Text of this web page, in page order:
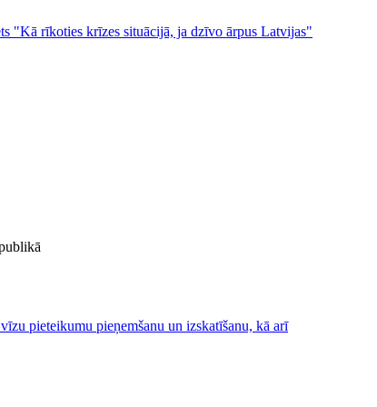
"Kā rīkoties krīzes situācijā, ja dzīvo ārpus Latvijas"
pieteikumu pieņemšanu un izskatīšanu, kā arī